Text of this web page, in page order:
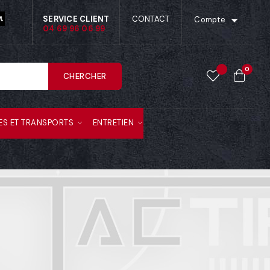
SERVICE CLIENT
04 69 96 06 99
CONTACT Compte 
CHERCHER
0
ET TRANSPORTS ENTRETIEN